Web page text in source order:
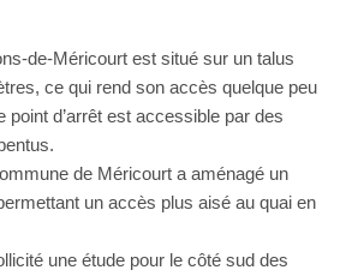
de-Méricourt est situé sur un talus
ce qui rend son accès quelque peu
point d’arrêt est accessible par des
de Méricourt a aménagé un
un accès plus aisé au quai en
une étude pour le côté sud des